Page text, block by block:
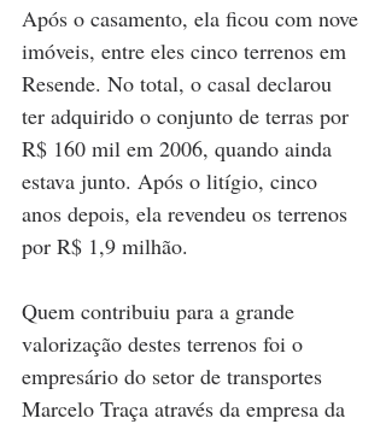
Após o casamento, ela ficou com nove
imóveis, entre eles cinco terrenos em
Resende. No total, o casal declarou
ter adquirido o conjunto de terras por
R$ 160 mil em 2006, quando ainda
estava junto. Após o litígio, cinco
anos depois, ela revendeu os terrenos
por R$ 1,9 milhão.
Quem contribuiu para a grande
valorização destes terrenos foi o
empresário do setor de transportes
Marcelo Traça através da empresa da